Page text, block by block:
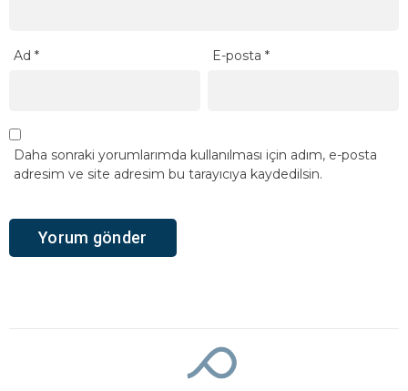
Ad * E-posta*
Daha sonraki yorumlarımda kullanılması için adım, e-posta
adresim ve site adresim bu tarayıcıya kaydedilsin.